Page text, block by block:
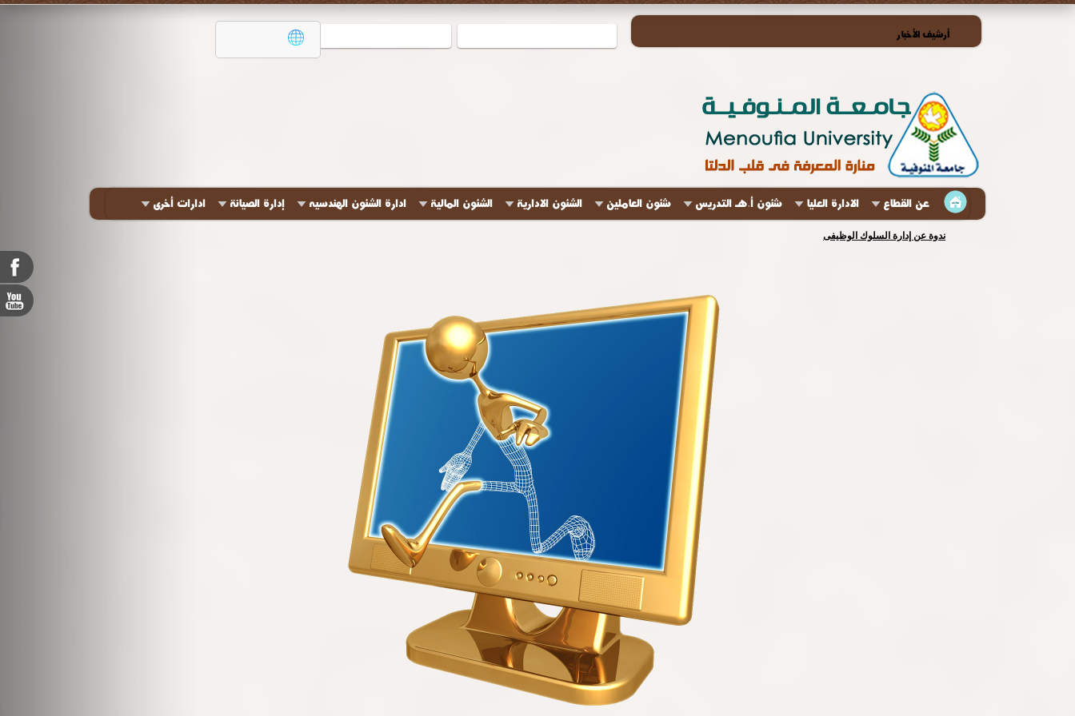
أرشيف الأخبار
عن القطاع الادارة العليا شئون أ.هـ التدريس شئون العاملين الشئون الادارية الشئون المالية ادارة الشئون الهندسيه إدارة الصيانة ادارات أخرى
رئيس جامعة المنوفية يجتمع بمديرى العموم ويناقش آليات سير العمل ومقترحات تطوير الأداء